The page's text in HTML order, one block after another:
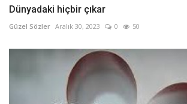
Dünyadaki hiçbir çıkar
Güzel Sözler Aralık 30, 2023 0 50